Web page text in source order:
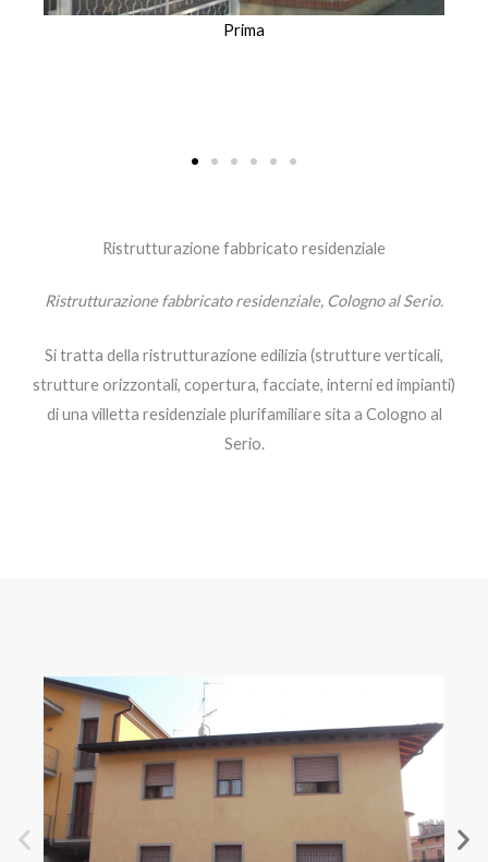
Prima
Ristrutturazione fabbricato residenziale
Ristrutturazione fabbricato residenziale, Cologno al Serio.
Si tratta della ristrutturazione edilizia (strutture verticali,
strutture orizzontali, copertura, facciate, interni ed impianti)
di una villetta residenziale plurifamiliare sita a Cologno al
Serio.